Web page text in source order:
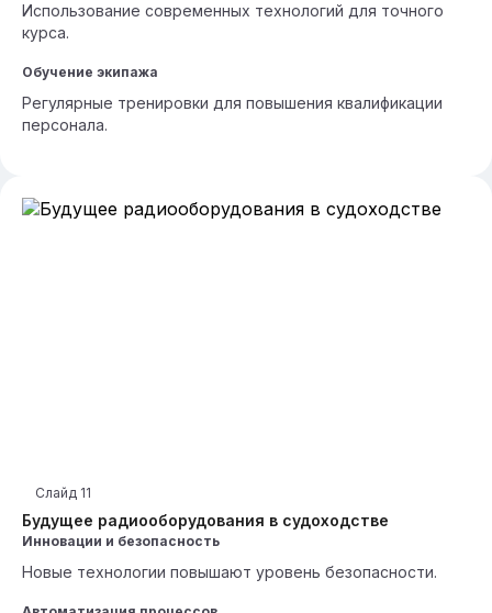
Использование современных технологий для точного
курса.
Обучение экипажа
Регулярные тренировки для повышения квалификации
персонала.
Будущее радиооборудования в судоходстве
Слайд 11
Инновации и безопасность
Новые технологии повышают уровень безопасности.